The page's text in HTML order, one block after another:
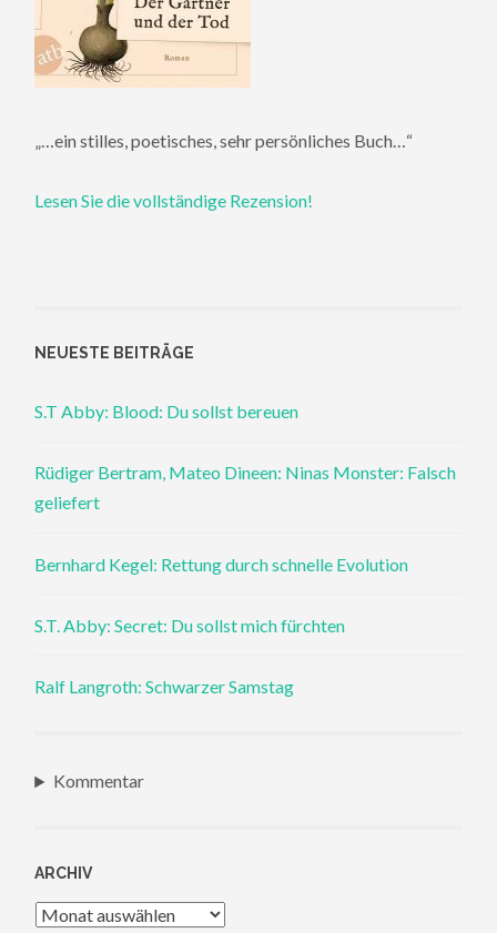
„…ein stilles, poetisches, sehr persönliches Buch…“
Lesen Sie die vollständige Rezension!
NEUESTE BEITRÄGE
S.T Abby: Blood: Du sollst bereuen
Rüdiger Bertram, Mateo Dineen: Ninas Monster: Falsch
geliefert
Bernhard Kegel: Rettung durch schnelle Evolution
S.T. Abby: Secret: Du sollst mich fürchten
Ralf Langroth: Schwarzer Samstag
Kommentar
ARCHIV
Archiv